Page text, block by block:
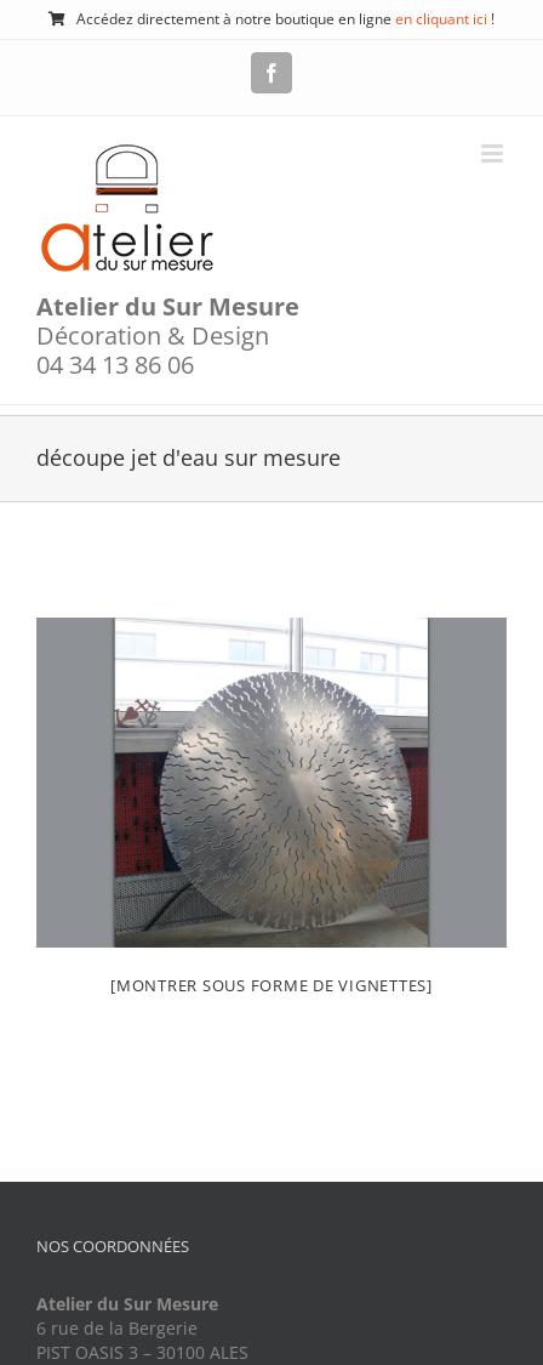
Passer
Accédez directement à notre boutique en ligne en cliquant ici !
Atelier du Sur Mesure
Décoration & Design
04 34 13 86 06
découpe jet d'eau sur mesure
[MONTRER SOUS FORME DE VIGNETTES]
NOS COORDONNÉES
Atelier du Sur Mesure
6 rue de la Bergerie
PIST OASIS 3 – 30100 ALES